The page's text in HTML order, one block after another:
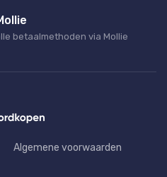
betaalmethoden via Mollie
Algemene voorwaarden